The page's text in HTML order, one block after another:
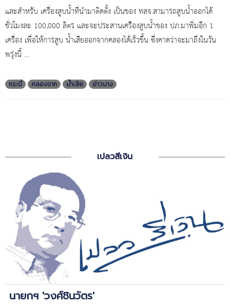
และสำหรับ เครื่องสูบน้ำที่นำมาติดตั้ง เป็นของ ทสจ.สามารถสูบน้ำออกได้
ชั่วโมงละ 100,000 ลิตร และจะประสานเครืองสูบน้ำของ ปภ.มาพิ่มอีก 1
เครื่อง เพื่อให้การสูบ น้ำเสียออกจากคลองได้เร็วขึ้น ซึ่งคาดว่าจะมาถึงในวัน
พรุ่งนี้ ...
กระบี่ คลองจาก น้ำเสีย อ่าวนาง
เปลวสีเงิน
นายกฯ 'วงศ์ชินวัตร'